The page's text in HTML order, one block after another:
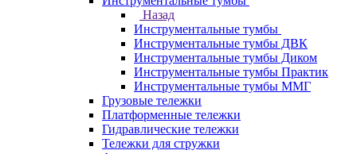
Назад
Инструментальные тумбы
Инструментальные тумбы ДВК
Инструментальные тумбы Диком
Инструментальные тумбы Практик
Инструментальные тумбы ММГ
Грузовые тележки
Платформенные тележки
Гидравлические тележки
Тележки для стружки